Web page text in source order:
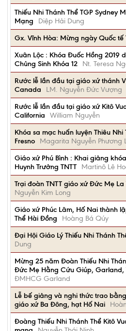
Thiếu Nhi Thánh Thể TGP Sydney
Mạng
Diệp Hải Dung
Gx. Vĩnh Hòa: Mừng ngày Quốc tế
Xuân Lộc : Khóa Đuốc Hồng 2019
Chủng Sinh Khóa 12
Nt. Teresa
Rước lễ lần đầu tại giáo xứ thánh
Canada
LM. Nguyễn Đức Vượng
Rước lễ lần đầu tại giáo xứ Kitô
California
William Nguyễn
Khóa sa mạc huấn luyện Thiêu Nhi
Fresno
Magarita Nguyễn Phương
Giáo xứ Phú Bình : Khai giảng
Huynh Trưởng TNTT
Martinô Lê
Trại đoàn TNTT giáo xứ Đức Mẹ
Nguyễn Kim Long
Giáo xứ Phúc Lâm, Hố Nai thành
Thể Hài Đồng
Hoàng Bá Qúy
Đại Hội Giáo Lý Thiếu Nhi Thánh
Dung
Mừng 25 năm Đoàn Thiếu Nhi
Đức Mẹ Hằng Cứu Giúp, Garland,
ĐMHCG Garland
Lễ bế giảng và nghi thức trao
giáo xứ Ba Đông, hạt Hố Nai
Đoàng Thiếu Nhi Thánh Thể Kitô